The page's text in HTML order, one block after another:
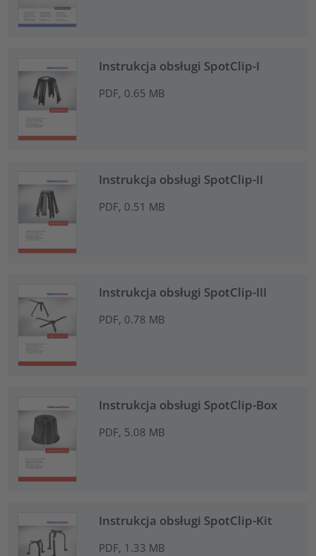
Instrukcja obsługi SpotClip-I
PDF, 0.65 MB
Instrukcja obsługi SpotClip-II
PDF, 0.51 MB
Instrukcja obsługi SpotClip-III
PDF, 0.78 MB
Instrukcja obsługi SpotClip-Box
PDF, 5.08 MB
Instrukcja obsługi SpotClip-Kit
PDF, 1.33 MB